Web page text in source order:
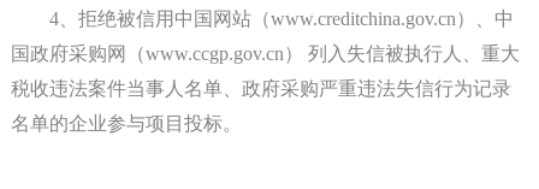
4、 拒绝被信用中国网站（www.creditchina.gov.cn）、中
国政府采购网（www.ccgp.gov.cn） 列入失信被执行人、重大
税收违法案件当事人名单、政府采购严重违法失信行为记录
名单的企业参与项目投标。